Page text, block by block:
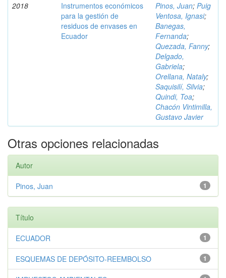
2018
Instrumentos económicos
para la gestión de
residuos de envases en
Ecuador
Pinos, Juan; Puig
Ventosa, Ignasi;
Banegas,
Fernanda;
Quezada, Fanny;
Delgado,
Gabriela;
Orellana, Nataly;
Saquisilí, Silvia;
Quindi, Toa;
Chacón Vintimilla,
Gustavo Javier
Otras opciones relacionadas
Autor
1
Pinos, Juan
Título
1
ECUADOR
1
ESQUEMAS DE DEPÓSITO-REEMBOLSO